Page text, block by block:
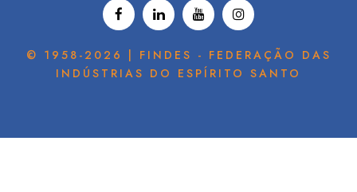
© 1958-2026 | FINDES - FEDERAÇÃO DAS
INDÚSTRIAS DO ESPÍRITO SANTO